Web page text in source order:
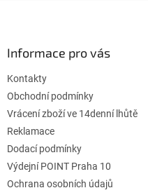
Informace pro vás
Kontakty
Obchodní podmínky
Vrácení zboží ve 14denní lhůtě
Reklamace
Dodací podmínky
Výdejní POINT Praha 10
Ochrana osobních údajů